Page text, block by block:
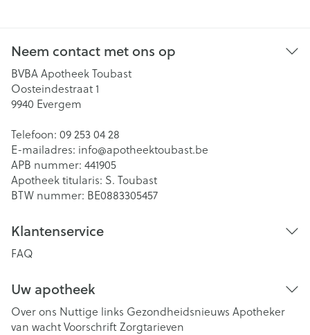
Neem contact met ons op
BVBA Apotheek Toubast
Oosteindestraat 1
9940 Evergem
Telefoon: 09 253 04 28
E-mailadres: info@apotheektoubast.be
APB nummer: 441905
Apotheek titularis: S. Toubast
BTW nummer: BE0883305457
Klantenservice
FAQ
Uw apotheek
Over ons Nuttige links Gezondheidsnieuws Apotheker
van wachtVoorschriftZorgtarieven